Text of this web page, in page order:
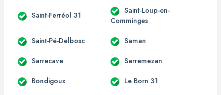
Saint-Ferréol 31
Saint-Loup-en-
Comminges
Saint-Pé-Delbosc Saman
Sarrecave Sarremezan
Bondigoux Le Born 31